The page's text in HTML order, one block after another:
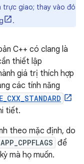
giao; thay vào đó
.
C++ có clang là
thiết lập
giá trị thích hợp
các tính năng
tiết.
theo mặc định, do
APP_CPPFLAGS để
mà họ muốn.